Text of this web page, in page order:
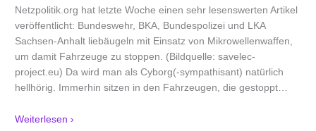
Netzpolitik.org hat letzte Woche einen sehr lesenswerten Artikel
veröffentlicht: Bundeswehr, BKA, Bundespolizei und LKA
Sachsen-Anhalt liebäugeln mit Einsatz von Mikrowellenwaffen,
um damit Fahrzeuge zu stoppen. (Bildquelle: savelec-
project.eu) Da wird man als Cyborg(-sympathisant) natürlich
hellhörig. Immerhin sitzen in den Fahrzeugen, die gestoppt
Weiterlesen ›